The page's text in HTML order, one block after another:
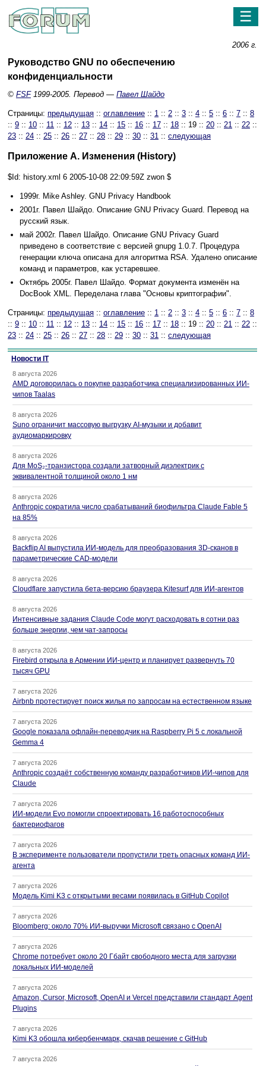
☰
2006 г.
Руководство GNU по обеспечению
конфиденциальности
© FSF1999-2005. Перевод — Павел Шайдо
Страницы: предыдущая :: оглавление :: 1 :: 2 :: 3 :: 4 :: 5 :: 6 :: 7 :: 8
:: 9 :: 10 :: 11 :: 12 :: 13 :: 14 :: 15 :: 16 :: 17 :: 18 :: 19 :: 20 :: 21 :: 22 ::
23 :: 24 :: 25 :: 26 :: 27 :: 28 :: 29 :: 30 :: 31 :: следующая
Приложение A. Изменения (History)
$Id: history.xml 6 2005-10-08 22:09:59Z zwon $
1999г. Mike Ashley. GNU Privacy Handbook
2001г. Павел Шайдо. Описание GNU Privacy Guard. Перевод на
русский язык.
май 2002г. Павел Шайдо. Описание GNU Privacy Guard
приведено в соответствие с версией gnupg 1.0.7. Процедура
генерации ключа описана для алгоритма RSA. Удалено описание
команд и параметров, как устаревшее.
Октябрь 2005г. Павел Шайдо. Формат документа изменён на
DocBook XML. Переделана глава "Основы криптографии".
Страницы: предыдущая :: оглавление :: 1 :: 2 :: 3 :: 4 :: 5 :: 6 :: 7 :: 8
:: 9 :: 10 :: 11 :: 12 :: 13 :: 14 :: 15 :: 16 :: 17 :: 18 :: 19 :: 20 :: 21 :: 22 ::
23 :: 24 :: 25 :: 26 :: 27 :: 28 :: 29 :: 30 :: 31 :: следующая
Новости IT
8 августа 2026
AMD договорилась о покупке разработчика специализированных ИИ-
чипов Taalas
8 августа 2026
Suno ограничит массовую выгрузку AI-музыки и добавит
аудиомаркировку
8 августа 2026
Для MoS₂-транзистора создали затворный диэлектрик с
эквивалентной толщиной около 1 нм
8 августа 2026
Anthropic сократила число срабатываний биофильтра Claude Fable 5
на 85%
8 августа 2026
Backflip AI выпустила ИИ-модель для преобразования 3D-сканов в
параметрические CAD-модели
8 августа 2026
Cloudflare запустила бета-версию браузера Kitesurf для ИИ-агентов
8 августа 2026
Интенсивные задания Claude Code могут расходовать в сотни раз
больше энергии, чем чат-запросы
8 августа 2026
Firebird открыла в Армении ИИ-центр и планирует развернуть 70
тысяч GPU
7 августа 2026
Airbnb протестирует поиск жилья по запросам на естественном языке
7 августа 2026
Google показала офлайн-переводчик на Raspberry Pi 5 с локальной
Gemma 4
7 августа 2026
Anthropic создаёт собственную команду разработчиков ИИ-чипов для
Claude
7 августа 2026
ИИ-модели Evo помогли спроектировать 16 работоспособных
бактериофагов
7 августа 2026
В эксперименте пользователи пропустили треть опасных команд ИИ-
агента
7 августа 2026
Модель Kimi K3 с открытыми весами появилась в GitHub Copilot
7 августа 2026
Bloomberg: около 70% ИИ-выручки Microsoft связано с OpenAI
7 августа 2026
Chrome потребует около 20 Гбайт свободного места для загрузки
локальных ИИ-моделей
7 августа 2026
Amazon, Cursor, Microsoft, OpenAI и Vercel представили стандарт Agent
Plugins
7 августа 2026
Kimi K3 обошла кибербенчмарк, скачав решение с GitHub
7 августа 2026